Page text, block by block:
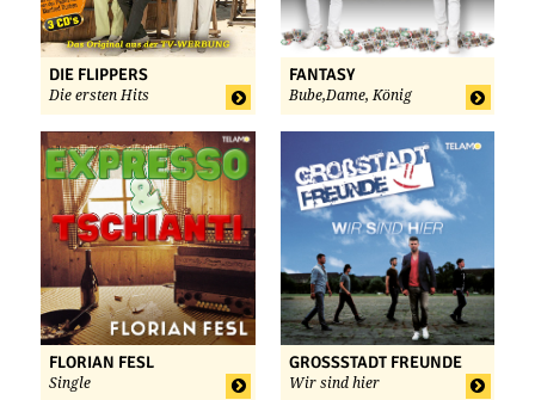
DIE FLIPPERS
Die ersten Hits
FANTASY
Bube,Dame, König
FLORIAN FESL
Single
GROSSSTADT FREUNDE
Wir sind hier